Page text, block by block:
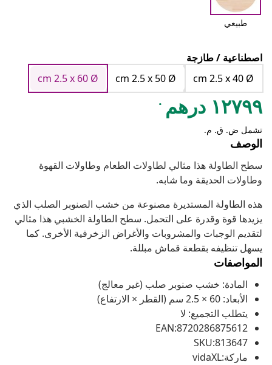
طبيعي
اصطناعية / طازجة
cm 2.5 x 40 Ø
cm 2.5 x 50 Ø
cm 2.5 x 60 Ø
١٢٧٩٩ درهم .
تشمل ض. ق. م.
الوصف
سطح الطاولة هذا مثالي لطاولات الطعام وطاولات القهوة
وطاولات الحديقة وما شابه.
هذه الطاولة المستديرة مصنوعة من خشب الصنوبر الصلب الذي
يزيدها قوة وقدرة على التحمل. سطح الطاولة الخشبي هذا مثالي
لتقديم الوجبات والمشروبات والأغراض الزخرفية الأخرى. كما
يسهل تنظيفه بقطعة قماش مبللة.
المواصفات
المادة: خشب صنوبر صلب (غير معالج)
الأبعاد: 60 × 2.5 سم (القطر × الارتفاع)
يتطلب التجميع: لا
EAN:8720286875612
SKU:813647
ماركة:vidaXL